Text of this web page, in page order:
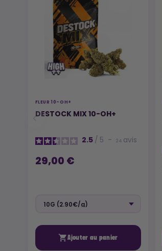
FLEUR 10-OH+
DESTOCK MIX 10-OH+
2.5 / 5 - 24 avis
29,00 €
Ajouter au panier